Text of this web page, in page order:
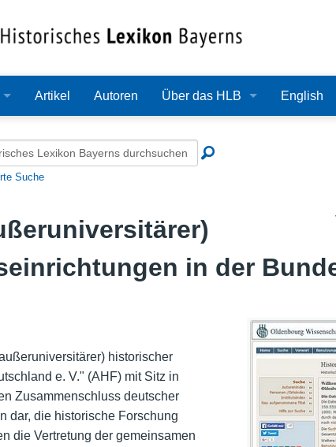
Artikel Autoren Über das HLB
Redaktion
Wissenschaftlicher Beirat
Bearbeitungsstand
Nutzungshinweise
English
Suche
in der
historischer
e. V." (AHF) mit Sitz in
Zusammenschluss deutscher
dar, die historische Forschung
die Vertretung der gemeinsamen